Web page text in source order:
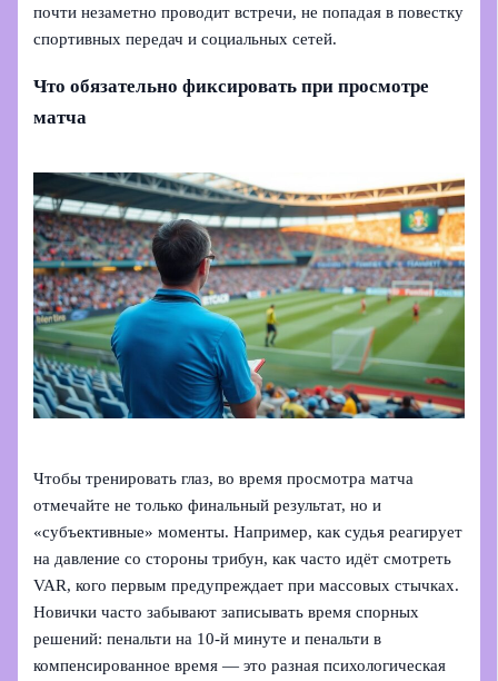
почти незаметно проводит встречи, не попадая в повестку
спортивных передач и социальных сетей.
Что обязательно фиксировать при просмотре
матча
Чтобы тренировать глаз, во время просмотра матча
отмечайте не только финальный результат, но и
«субъективные» моменты. Например, как судья реагирует
на давление со стороны трибун, как часто идёт смотреть
VAR, кого первым предупреждает при массовых стычках.
Новички часто забывают записывать время спорных
решений: пенальти на 10-й минуте и пенальти в
компенсированное время — это разная психологическая